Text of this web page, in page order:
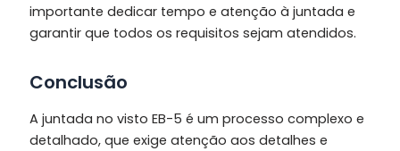
importante dedicar tempo e atenção à juntada e
garantir que todos os requisitos sejam atendidos.
Conclusão
A juntada no visto EB-5 é um processo complexo e
detalhado, que exige atenção aos detalhes e